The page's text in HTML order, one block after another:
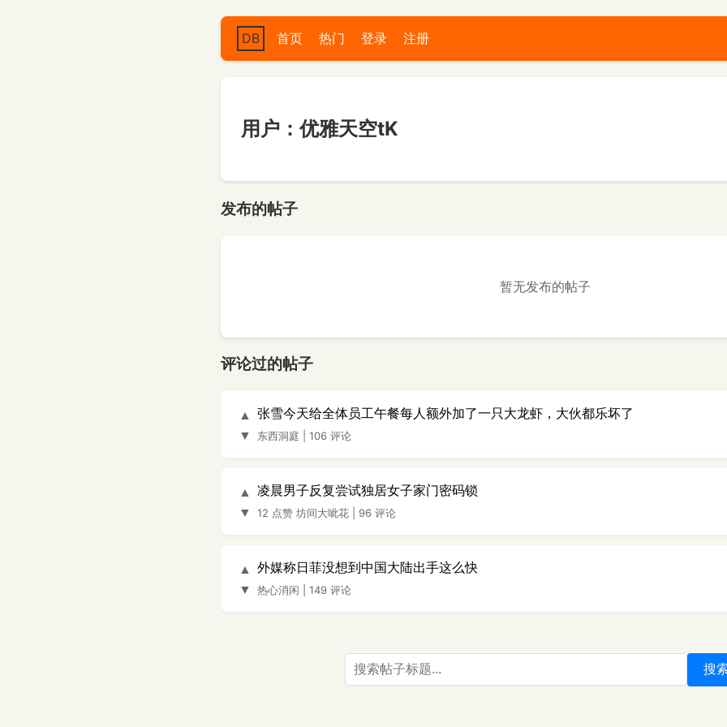
DB 首页 热门 登录 注册
用户：优雅天空tK
发布的帖子
暂无发布的帖子
评论过的帖子
▲
▼
张雪今天给全体员工午餐每人额外加了一只大龙虾，大伙都乐坏了
东西洞庭 106 评论
▲
▼
凌晨男子反复尝试独居女子家门密码锁
12 点赞 坊间大呲花 96 评论
▲
▼
外媒称日菲没想到中国大陆出手这么快
热心消闲 149 评论
搜